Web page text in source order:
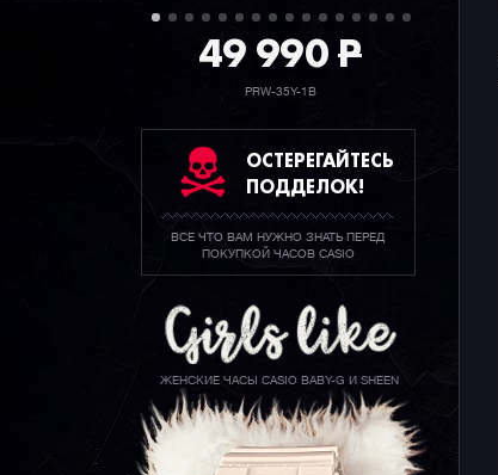
49 990P
PRW-35Y-1B
ОСТЕРЕГАЙТЕСЬ
ПОДДЕЛОК!
ВСЕ ЧТО ВАМ НУЖНО ЗНАТЬ ПЕРЕД
ПОКУПКОЙ ЧАСОВ CASIO
ЖЕНСКИЕ ЧАСЫ CASIO BABY-G И SHEEN